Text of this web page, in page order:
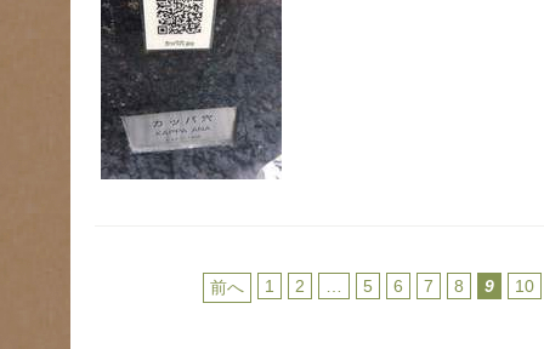
前へ 1 2 5 6 7 8 9 10